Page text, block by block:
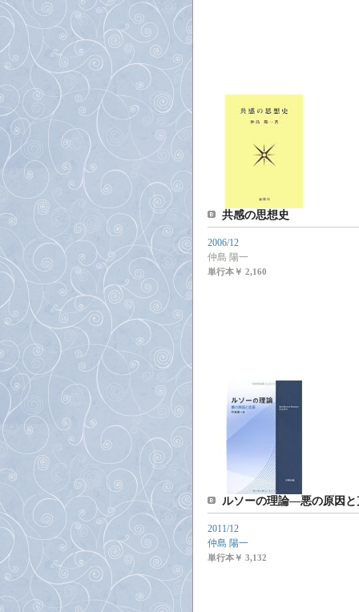
共感の思想史
2006/12
仲島 陽一
単行本￥ 2,160
ルソーの理論―悪の原因と
2011/12
仲島 陽一
単行本￥ 3,132